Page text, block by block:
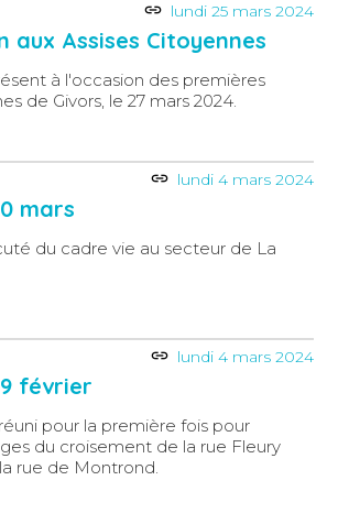
lundi 25 mars 2024
aux Assises Citoyennes
à l'occasion des premières
de Givors, le 27 mars 2024.
lundi 4 mars 2024
mars
du cadre vie au secteur de La
lundi 4 mars 2024
février
pour la première fois pour
du croisement de la rue Fleury
rue de Montrond.